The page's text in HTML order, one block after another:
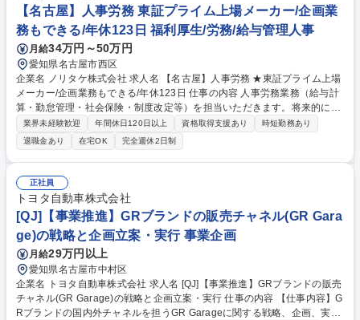
い！ 募集職種 【愛知/ポジションサーチ】障がい者採用/ご希望面接でお聞
かせください！
【名古屋】人事労務 東証プライム上場メーカー/企画業
務もできる/年休123日 福利厚生/労務/給与管理人事
月給34万円～50万円
愛知県名古屋市西区
企業名 ノリタケ株式会社 求人名 【名古屋】人事労務 ★東証プライム上場
メーカー/企画業務もできる/年休123日 仕事の内容 人事労務業務（給与計
算・勤怠管理・社会保険・制度改定等）を担当いただきます。将来的には
管理職候補として業務改善や組織づくりにも携わっていただきます。 ■給
与・賞与計算、勤怠管理、社会保険・労働保険・年末調整などの労務業務
全般 ■就業規則や社内規程の制定・改定、法改正対応、行政機関との各種
手続き・調整業務 ■給与・勤怠システムの運用改善や業務標準化、マニュ
アル整備、関係部署との連携 ★将来的に管理職として組織づくりや人材育
成、労務制度の企画・改善にも挑戦したい方を歓迎します★ 募集職種
【名古屋】人事労務 ★東証プライム上場メーカー/企画業務もできる/年休
123日
業界未経験歓迎 年間休日120日以上 資格取得支援あり
時短勤務あり
退職金あり
在宅OK 完全週休2日制
正社員
トヨタ自動車株式会社
[QJ]【事業推進】GRブランドの販売チャネル(GR Gara
ge)の戦略と企画立案・実行 事業企画
月給29万円以上
愛知県名古屋市中村区
企業名 トヨタ自動車株式会社 求人名 [QJ]【事業推進】GRブランドの販売
チャネル(GR Garage)の戦略と企画立案・実行 仕事の内容 【仕事内容】G
Rブランドの国内外チャネルを担うGR Garageに関する戦略、企画、実行